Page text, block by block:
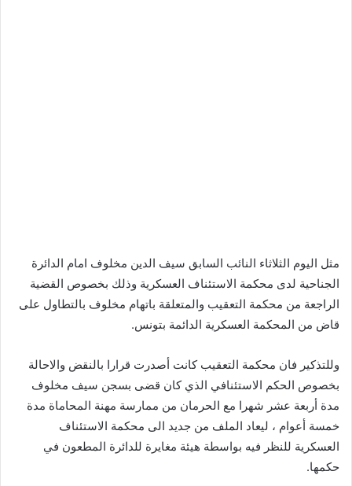
مثل اليوم الثلاثاء النائب السابق سيف الدين مخلوف امام الدائرة
الجناحية لدى محكمة الاستئناف العسكرية وذلك بخصوص القضية
الراجعة من محكمة التعقيب والمتعلقة باتهام مخلوف بالتطاول على
قاض من المحكمة العسكرية الدائمة بتونس.
وللتذكير فان محكمة التعقيب كانت أصدرت قرارا بالنقض والاحالة
بخصوص الحكم الاستئنافي الذي كان قضى بسجن سيف مخلوف
مدة أربعة عشر شهرا مع الحرمان من ممارسة مهنة المحاماة مدة
خمسة أعوام ، ليعاد الملف من جديد الى محكمة الاستئناف
العسكرية للنظر فيه بواسطة هيئة مغايرة للدائرة المطعون في
حكمها.